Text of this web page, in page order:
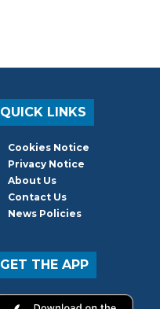
QUICK LINKS
Cookies Notice
Privacy Notice
About Us
Contact Us
News Policies
GET THE APP